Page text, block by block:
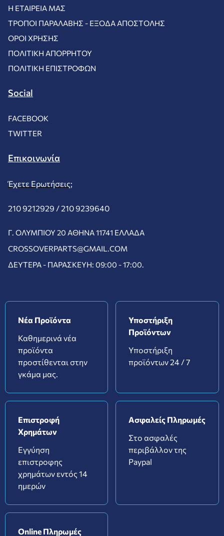
Η ΕΤΑΙΡΕΊΑ ΜΑΣ
ΤΡΌΠΟΙ ΠΑΡΑΛΑΒΉΣ - ΈΞΟΔΑ ΑΠΟΣΤΟΛΉΣ
ΌΡΟΙ ΧΡΉΣΗΣ
ΠΟΛΙΤΙΚΉ ΑΠΟΡΡΉΤΟΥ
ΠΟΛΙΤΙΚΉ ΕΠΙΣΤΡΟΦΏΝ
Social
FACEBOOK
TWITTER
Επικοινωνία
Έχετε Ερωτήσεις;
210 9212929 /210 9239640
Γ. ΟΛΥΜΠΊΟΥ 20 ΑΘΉΝΑ 11741 ΕΛΛΆΔΑ
CROSSOVERPARTS@GMAIL.COM
ΔΕΥΤΈΡΑ - ΠΑΡΑΣΚΕΥΉ: 09:00 - 17:00.
Νέα Προϊόντα
Καθημερινά νέα
προϊόντα
προστίθενται στην
γκάμα μας.
Υποστήριξη
Προϊόντων
Υποστήριξη
προϊόντων 24 / 7
Επιστροφή
Χρημάτων
Εγγύηση
επιστροφης
χρημάτων εντός 14
ημερών
Ασφαλείς Πληρωμές
Στο ασφαλές
περιβάλλον της
Paypal
Online Πληρωμές